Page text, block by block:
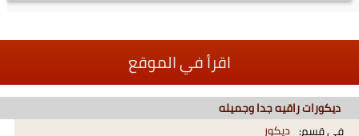
اقرأ في الموقع
ديكورات راقيه جدا وجميله
في قسم: ديكور